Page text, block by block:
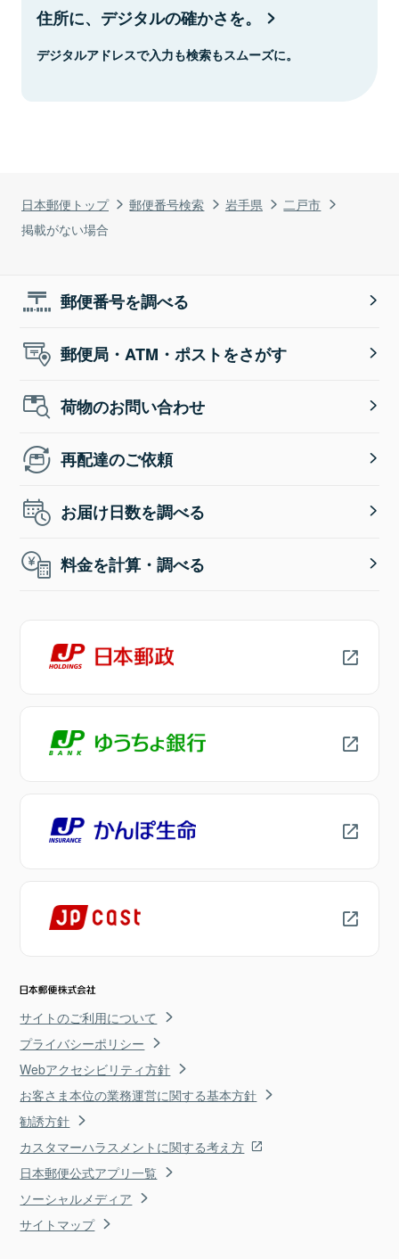
日本郵便トップ 郵便番号検索 岩手県
二戸市
掲載がない場合
住所に、デジタルの確かさを。
デジタルアドレスで入力も検索もスムーズに。
郵便番号を調べる
郵便局・ATM・ポストをさがす
荷物のお問い合わせ
再配達のご依頼
お届け日数を調べる
料金を計算・調べる
サイトのご利用について
プライバシーポリシー
Webアクセシビリティ方針
お客さま本位の業務運営に関する基本方針
勧誘方針
カスタマーハラスメントに関する考え方
日本郵便公式アプリ一覧
ソーシャルメディア
サイトマップ